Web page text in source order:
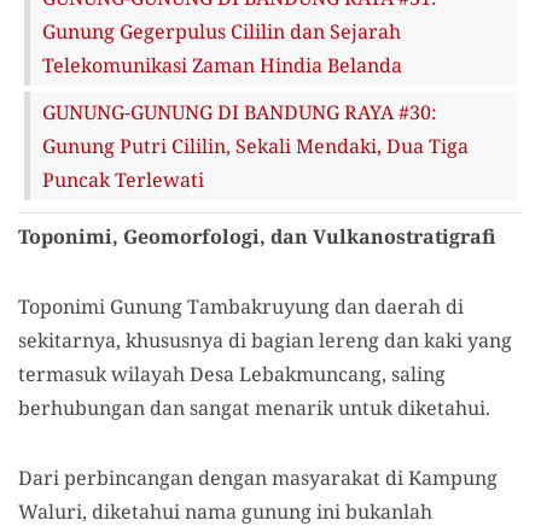
Gunung Gegerpulus Cililin dan Sejarah
Telekomunikasi Zaman Hindia Belanda
GUNUNG-GUNUNG DI BANDUNG RAYA #30:
Gunung Putri Cililin, Sekali Mendaki, Dua Tiga
Puncak Terlewati
Toponimi, Geomorfologi, dan Vulkanostratigrafi
Toponimi Gunung Tambakruyung dan daerah di
sekitarnya, khususnya di bagian lereng dan kaki yang
termasuk wilayah Desa Lebakmuncang, saling
berhubungan dan sangat menarik untuk diketahui.
Dari perbincangan dengan masyarakat di Kampung
Waluri, diketahui nama gununginibukanlah